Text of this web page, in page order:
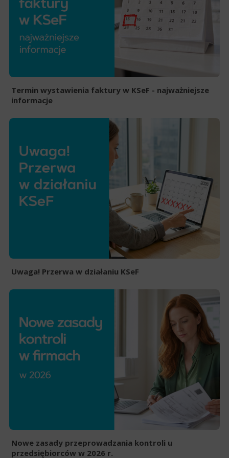
Termin wystawienia faktury w KSeF - najważniejsze
informacje
Uwaga! Przerwa w działaniu KSeF
Nowe zasady przeprowadzania kontroli u
przedsiębiorców w 2026 r.